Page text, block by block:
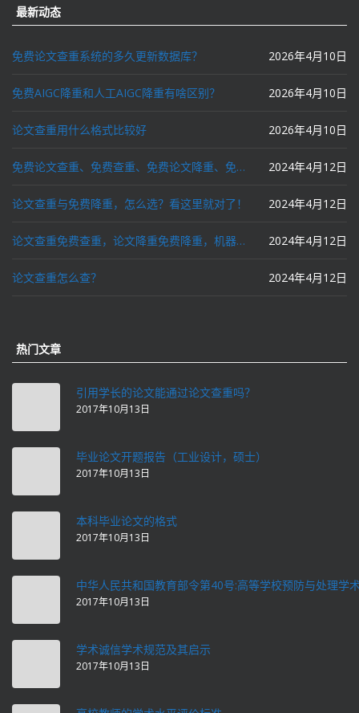
最新动态
免费论文查重系统的多久更新数据库？ 2026年4月10日
免费AIGC降重和人工AIGC降重有啥区别？ 2026年4月10日
论文查重用什么格式比较好 2026年4月10日
免费论文查重、免费查重、免费论文降重、免费降重、智能降重、一键降重、降低AIGC写作率、AI写论文，这些名词你了解吗？ 2024年4月12日
论文查重与免费降重，怎么选？看这里就对了！ 2024年4月12日
论文查重免费查重，论文降重免费降重，机器降重，人工降重，降低AIGC写作率，ai写论文，都要选论文狗和paperdog以及文思慧达！ 2024年4月12日
论文查重怎么查？ 2024年4月12日
热门文章
引用学长的论文能通过论文查重吗？
2017年10月13日
毕业论文开题报告（工业设计，硕士）
2017年10月13日
本科毕业论文的格式
2017年10月13日
中华人民共和国教育部令第40号:高等学校预防与处理学
2017年10月13日
学术诚信学术规范及其启示
2017年10月13日